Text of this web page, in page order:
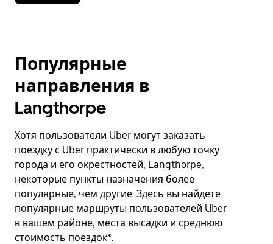
Популярные
направления в
Langthorpe
Хотя пользователи Uber могут заказать
поездку с Uber практически в любую точку
города и его окрестностей, Langthorpe,
некоторые пункты назначения более
популярные, чем другие. Здесь вы найдете
популярные маршруты пользователей Uber
в вашем районе, места высадки и среднюю
стоимость поездок*.